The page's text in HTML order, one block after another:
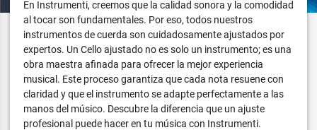
En Instrumenti, creemos que la calidad sonora y la comodidad
al tocar son fundamentales. Por eso, todos nuestros
instrumentos de cuerda son cuidadosamente ajustados por
expertos. Un Cello ajustado no es solo un instrumento; es una
obra maestra afinada para ofrecer la mejor experiencia
musical. Este proceso garantiza que cada nota resuene con
claridad y que el instrumento se adapte perfectamente a las
manos del músico. Descubre la diferencia que un ajuste
profesional puede hacer en tu música con Instrumenti.